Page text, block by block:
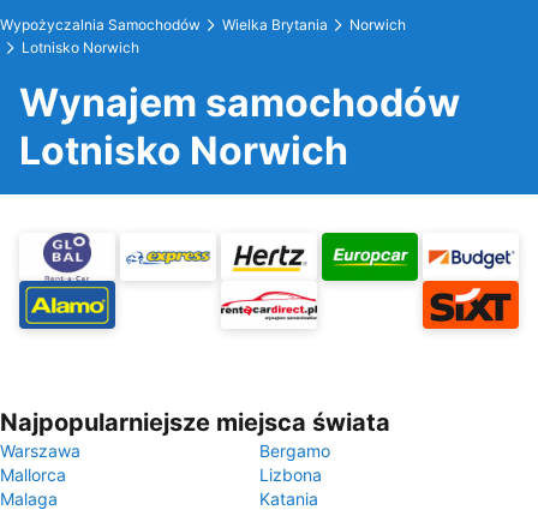
Wypożyczalnia Samochodów Wielka Brytania
Norwich
Lotnisko Norwich
Wynajem samochodów
Lotnisko Norwich
Najpopularniejsze miejsca świata
Warszawa
Bergamo
Mallorca
Lizbona
Malaga
Katania